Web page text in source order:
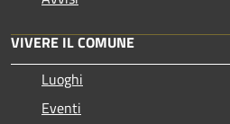
VIVERE IL COMUNE
Luoghi
Eventi